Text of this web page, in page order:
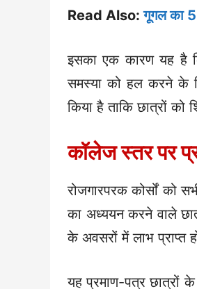
Read Also:गूगल का
इसका एक कारण यह है
समस्या को हल करने के
किया है ताकि छात्रों को
कॉलेज स्तर पर
रोजगारपरक कोर्सों को
का अध्ययन करने वाले
के अवसरों में लाभ प्राप्त
यह प्रमाण-पत्र छात्रों